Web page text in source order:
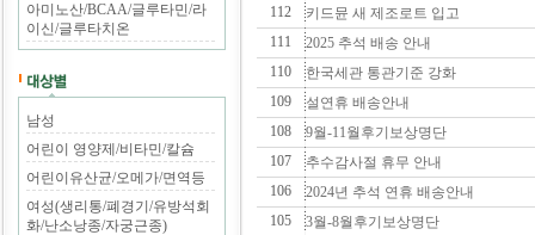
아미노산/BCAA/글루타민/라
이신/글루타치온
남성
어린이 영양제/비타민/칼슘
어린이유산균/오메가/면역등
여성(생리통/폐경기/유방석회
화/난소낭종/자궁근종)
112
키드뮨 새 제조로트 입고
111
2025 추석 배송 안내
110
한국세관 통관기준 강화
109
설연휴 배송안내
108
9월-11월후기보상명단
107
추수감사절 휴무 안내
106
2024년 추석 연휴 배송안내
105
3월-8월후기보상명단